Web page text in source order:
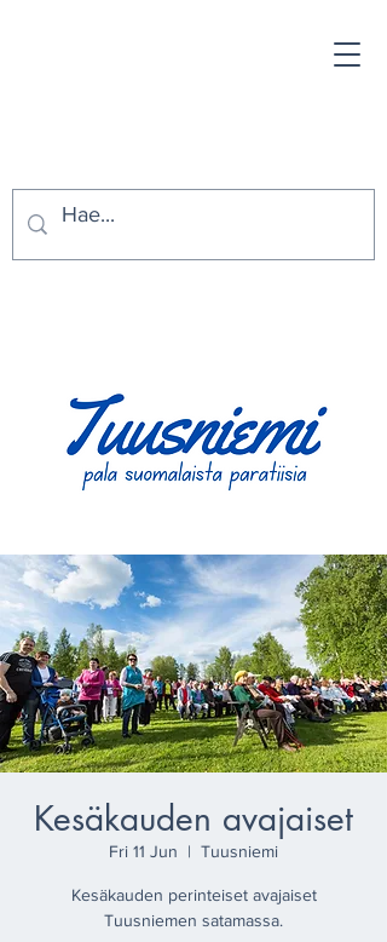
Kesäkauden avajaiset
Fri 11 Jun
  |
Tuusniemi
Kesäkauden perinteiset avajaiset
Tuusniemen satamassa.